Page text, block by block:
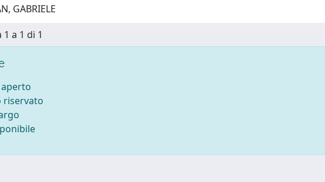
GABRIELE
a 1 di 1
riservato